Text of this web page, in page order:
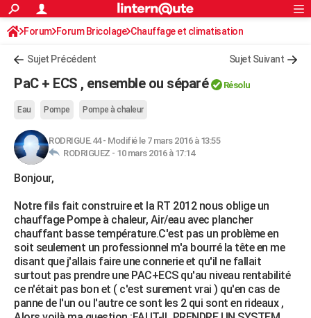
ACTUALITÉS
Politique
Société
Faits Divers
Education
Monde
Villes
+
AUTO
Essais
Réserver un essai
Citadines
Berlines
SUV
Forum auto
+HIGH-TECH
Mobiles
Meilleur smartphone
Internet
Ordinateurs
Jeux vidéo
Guide high-tech
+BRICOLAGE
Forum
Aménagement intérieur
Extérieur
Cuisine
Salle de bains
Jardinage
Rangement
WEEK-END
Guides de France
Escapades
Patrimoine
Expositions
Musées
Week-end nature
+LIFESTYLE
Art de vivre
Bien-être
Loisirs
Mode
Modes de vie
SANTE
Alimentation
Guide de la santé
Maladies
Médicaments
Sommeil
VOYAGE
Rechercher
S'inscrire
Connexion
Forum Forum Bricolage Chauffage et climatisation
Sujet Précédent Sujet Suivant
PaC + ECS , ensemble ou séparé Résolu
Eau Pompe Pompe à chaleur
RODRIGUE.44- Modifié le 7 mars 2016 à 13:55
RODRIGUEZ - 10 mars 2016 à 17:14
Bonjour,
Notre fils fait construire et la RT 2012 nous oblige un
chauffage Pompe à chaleur, Air/eau avec plancher
chauffant basse température.C'est pas un problème en
soit seulement un professionnel m'a bourré la tête en me
disant que j'allais faire une connerie et qu'il ne fallait
surtout pas prendre une PAC+ECS qu'au niveau rentabilité
ce n'était pas bon et ( c'est surement vrai ) qu'en cas de
panne de l'un ou l'autre ce sont les 2 qui sont en rideaux ,